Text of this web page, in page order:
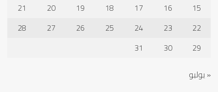
15
16
17
18
19
20
21
22
23
24
25
26
27
28
29
30
31
« يوليو